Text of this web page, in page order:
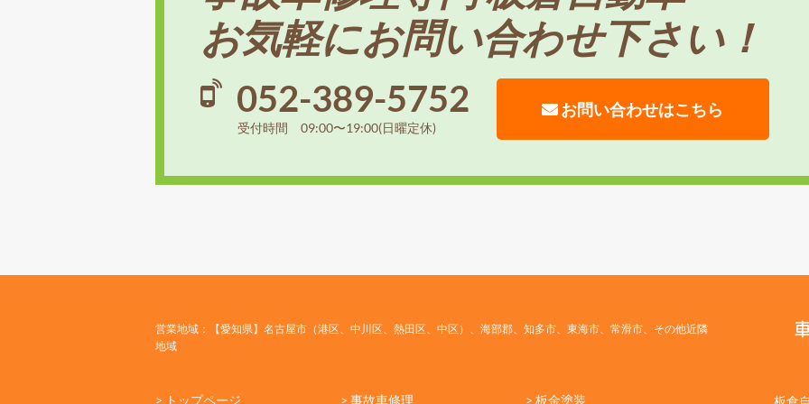
お気軽にお問い合わせ下さい！
052-389-5752
受付時間 09:00〜19:00(日曜定休)
お問い合わせはこちら
営業地域：【愛知県】名古屋市（港区、中川区、熱田区、中区）、海部郡、知多市、東海市、常滑市、その他近隣
地域
> トップページ > 事故車修理 > 板金塗装 板倉